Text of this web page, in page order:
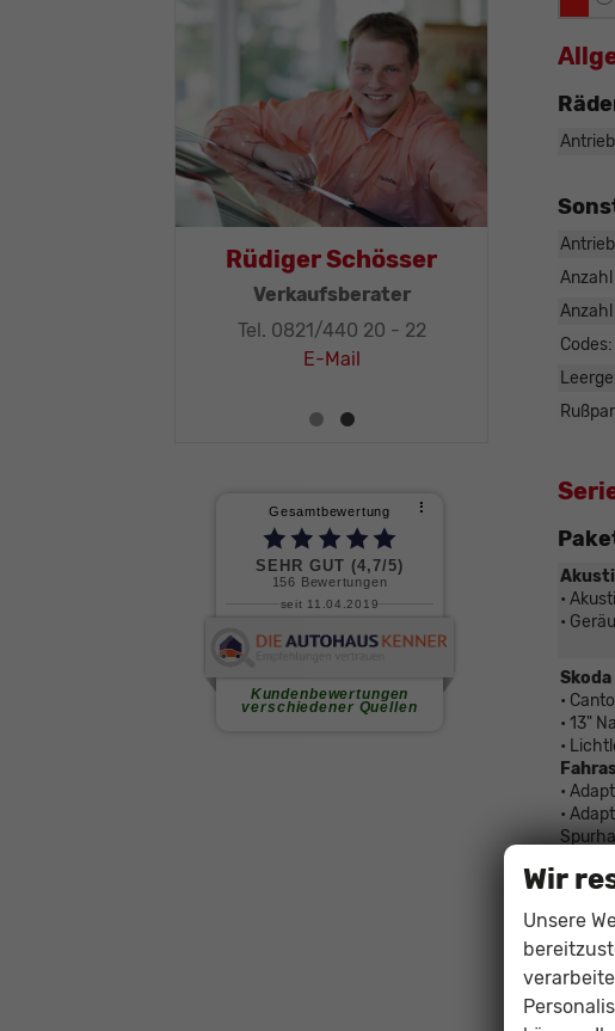
Anzahl
•
•
•
• 13"
•
•
•
•
•
•
•
Thomas Mohr
Geschäftsleitung, KFZ-
Techniker-Meister
Tel. 0821/440 20 - 32
Rüdiger
Wir
Unsere